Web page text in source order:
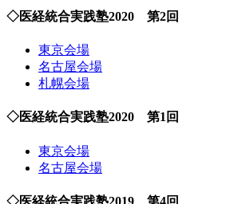
◇医経統合実践塾2020 第2回
東京会場
名古屋会場
札幌会場
◇医経統合実践塾2020 第1回
東京会場
名古屋会場
◇医経統合実践塾2019 第4回